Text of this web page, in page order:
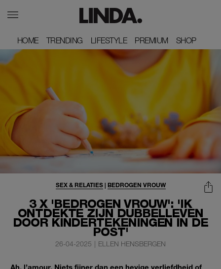
HOME
HOME TRENDING
TRENDING LIFESTYLE
LIFESTYLE PREMIUM
PREMIUM SHOP
SHOP
3 X 'BEDROGEN VROUW': 'IK
ONTDEKTE ZIJN DUBBELLEVEN
DOOR KINDERTEKENINGEN IN DE
POST'
SEX & RELATIES| BEDROGEN VROUW
26-04-2025 | ELLEN HENSBERGEN
Ah, l’amour. Niets fijner dan een hevige verliefdheid of